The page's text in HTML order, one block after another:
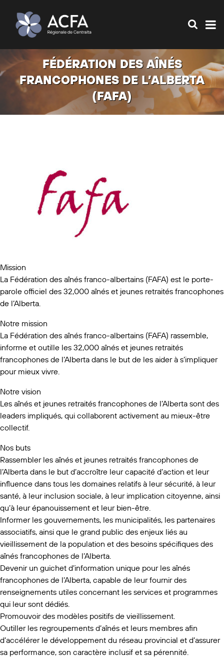
FÉDÉRATION DES AÎNÉS
FRANCOPHONES DE L’ALBERTA
(FAFA)
Mission
La Fédération des aînés franco-albertains (FAFA) est le porte-
parole officiel des 32,000 aînés et jeunes retraités francophones
de l’Alberta.
Notre mission
La Fédération des aînés franco-albertains (FAFA) rassemble,
informe et outille les 32,000 aînés et jeunes retraités
francophones de l’Alberta dans le but de les aider à s’impliquer
pour mieux vivre.
Notre vision
Les aînés et jeunes retraités francophones de l’Alberta sont des
leaders impliqués, qui collaborent activement au mieux-être
collectif.
Nos buts
Rassembler les aînés et jeunes retraités francophones de
l’Alberta dans le but d’accroître leur capacité d’action et leur
influence dans tous les domaines relatifs à leur sécurité, à leur
santé, à leur inclusion sociale, à leur implication citoyenne, ainsi
qu’à leur épanouissement et leur bien-être.
Informer les gouvernements, les municipalités, les partenaires
associatifs, ainsi que le grand public des enjeux liés au
vieillissement de la population et des besoins spécifiques des
aînés francophones de l’Alberta.
Devenir un guichet d’information unique pour les aînés
francophones de l’Alberta, capable de leur fournir des
renseignements utiles concernant les services et programmes
qui leur sont dédiés.
Promouvoir des modèles positifs de vieillissement.
Outiller les regroupements d’aînés et leurs membres afin
d’accélérer le développement du réseau provincial et d’assurer
sa performance, son caractère inclusif et sa pérennité.